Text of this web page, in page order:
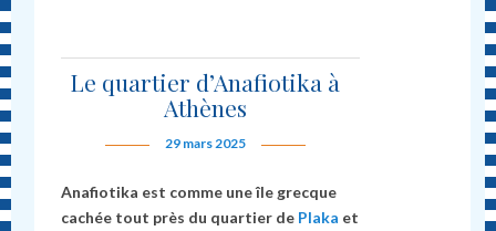
Le quartier d’Anafiotika à
Athènes
29 mars 2025
Anafiotika est comme une île grecque
cachée tout près du quartier de Plaka et